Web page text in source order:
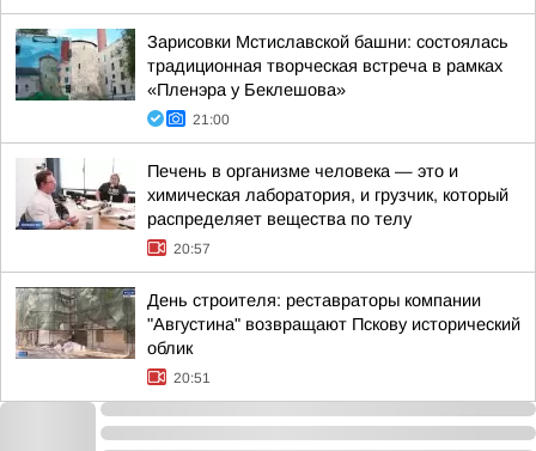
Зарисовки Мстиславской башни: состоялась
традиционная творческая встреча в рамках
«Пленэра у Беклешова»
21:00
Печень в организме человека — это и
химическая лаборатория, и грузчик, который
распределяет вещества по телу
20:57
День строителя: реставраторы компании
"Августина" возвращают Пскову исторический
облик
20:51